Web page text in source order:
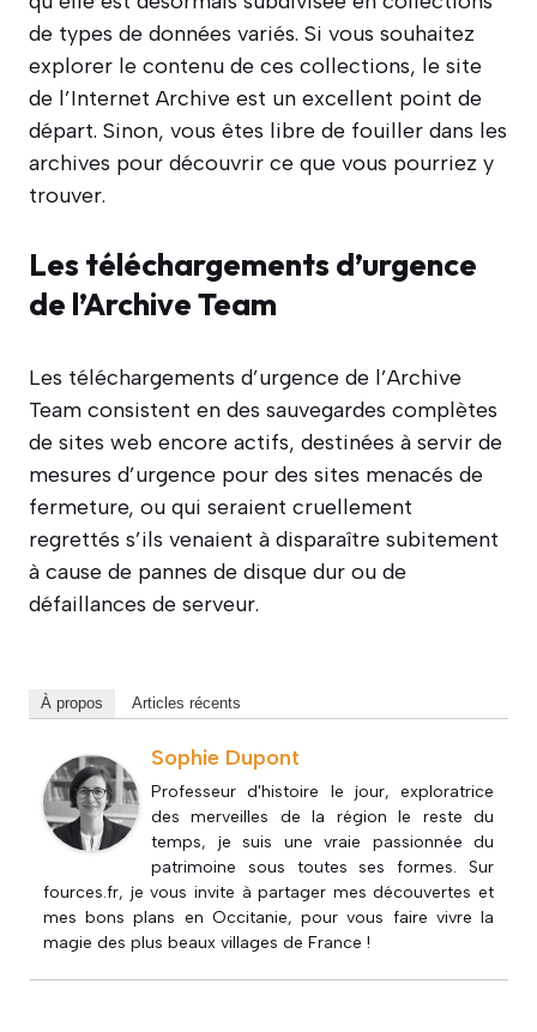
de types de données variés. Si vous souhaitez
explorer le contenu de ces collections, le site
de l’Internet Archive est un excellent point de
départ. Sinon, vous êtes libre de fouiller dans les
archives pour découvrir ce que vous pourriez y
trouver.
Les téléchargements d’urgence
de l’Archive Team
Les téléchargements d’urgence de l’Archive
Team consistent en des sauvegardes complètes
de sites web encore actifs, destinées à servir de
mesures d’urgence pour des sites menacés de
fermeture, ou qui seraient cruellement
regrettés s’ils venaient à disparaître subitement
à cause de pannes de disque dur ou de
défaillances de serveur.
À propos Articles récents
Sophie Dupont
Professeur d'histoire le jour, exploratrice
des merveilles de la région le reste du
temps, je suis une vraie passionnée du
patrimoine sous toutes ses formes. Sur
fources.fr, je vous invite à partager mes découvertes et
mes bons plans en Occitanie, pour vous faire vivre la
magie des plus beaux villages de France !